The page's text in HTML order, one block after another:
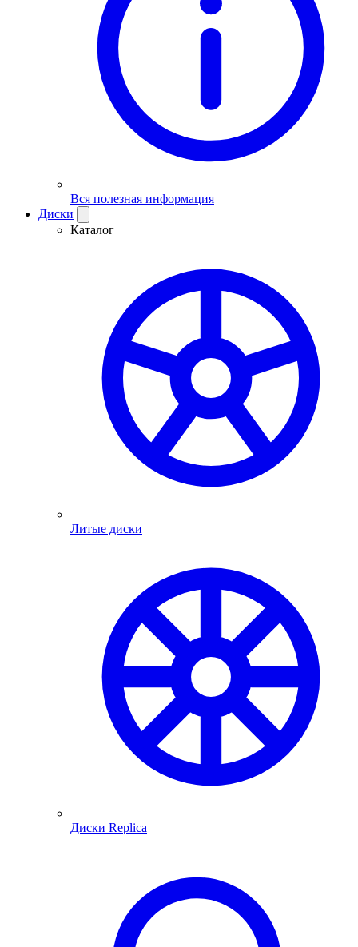
Вся полезная информация
Диски
Каталог
Литые диски
Диски Replica